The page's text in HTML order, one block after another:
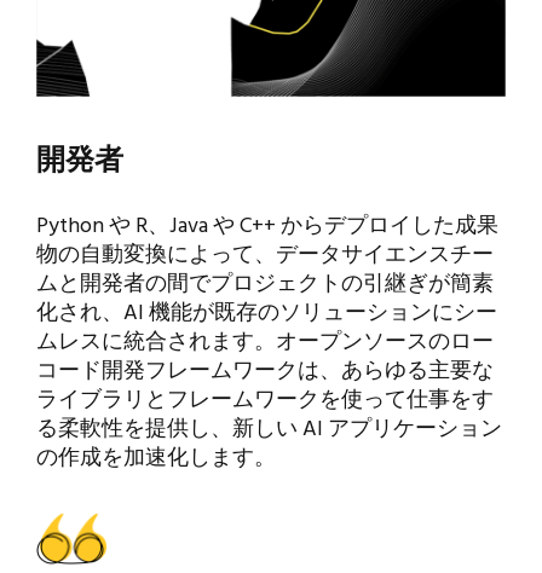
開発者
Python や R、Java や C++ からデプロイした成果
物の自動変換によって、データサイエンスチー
ムと開発者の間でプロジェクトの引継ぎが簡素
化され、AI 機能が既存のソリューションにシー
ムレスに統合されます。オープンソースのロー
コード開発フレームワークは、あらゆる主要な
ライブラリとフレームワークを使って仕事をす
る柔軟性を提供し、新しい AI アプリケーション
の作成を加速化します。